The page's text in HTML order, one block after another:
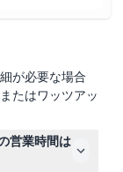
が必要な場合
たはワッツアッ
営業時間は